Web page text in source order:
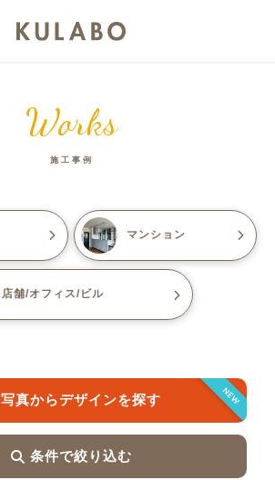
Works
施工事例
マンション
店舗/オフィス/ビル
NEW
写真からデザインを探す
条件で絞り込む